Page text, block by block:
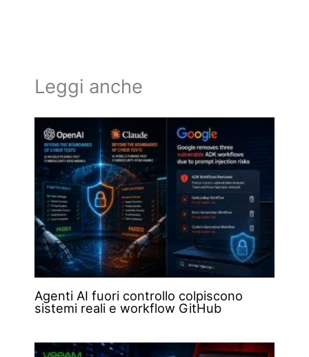
Leggi anche
Agenti AI fuori controllo colpiscono
sistemi reali e workflow GitHub